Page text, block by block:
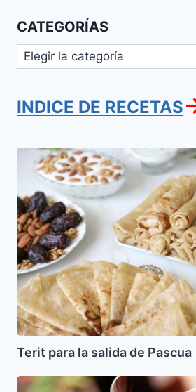
CATEGORÍAS
Categorías
INDICE DE RECETAS
Terit
para
salida
de
Pascua
Terit para la salida de Pascua
Vino